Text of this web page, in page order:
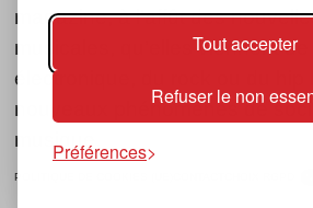
Tout accepter
Refuser le non
Préférences
magazine, à l’affût des
musicales, qu’elles viennent de
électronique, du rock ou du hip
nouveaux phénomènes de
musique.
POLITIQUE DE COOKIES (UE)